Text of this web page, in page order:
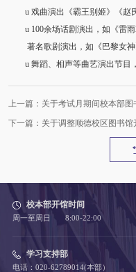
u 戏曲演出《霸王别姬》《赵
u 100余场话剧演出，如《雷雨
著名歌剧演出，如《巴黎女神
u 舞蹈、相声等曲艺演出节目，
上一篇：关于考试月期间校本部
下一篇：关于调整顺德校区图书馆
校本部开馆时间
周一至周日 8:00-22:00
学习支持部
电话：020-62789014(本部）